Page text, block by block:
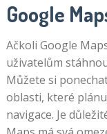
Google
Ačkoli Google
uživatelům
Můžete si
oblasti, které
navigace. Je